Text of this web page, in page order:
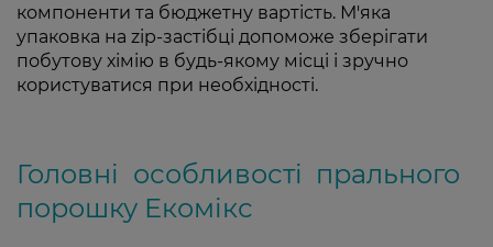
компоненти та бюджетну вартість. М'яка
упаковка на zip-застібці допоможе зберігати
побутову хімію в будь-якому місці і зручно
користуватися при необхідності.
Головні особливості прального
порошку Екомікс